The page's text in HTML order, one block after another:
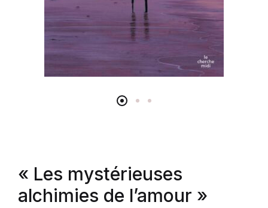
« Les mystérieuses
alchimies de l’amour »